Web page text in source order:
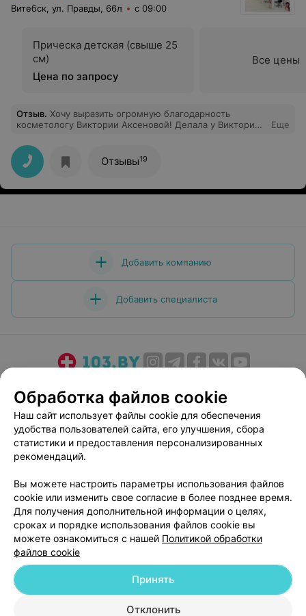
Витебск, ул. Правды, 66л с 09:00
Прическа детская (свыше 25
см)
Цена по запросу
Все цены
Отзыв. Хочу выразить огромную благодарность
косметологу Виктории Аксеновой! Делала у Виктория
сделанной в одном из медицинских центров нашего
города. Результаты чистки просто волшебные,на
сегодняшний день лицо почти зажило. Виктория
отличный профессионал своего дела,а также очень
приятный человек!! Всем очень рекомендую отличного
Еще
Отзывы19
Добавить компанию
Добавить специалиста
Медицинский маркетинг
Публичный договор
Пользовательское соглашение
Способы оплаты
Вакансии
Партнеры
Написать руководителю 103.by
Персональные настройки cookie
Обработка персональных данных
© 2026 ООО «Артокс Лаб», УНП 191700409| 220012, Республика Беларусь,
Обработка файлов cookie
Наш сайт использует файлы cookie для обеспечения
удобства пользователей сайта, его улучшения, сбора
статистики и предоставления персонализированных
рекомендаций.
Вы можете настроить параметры использования файлов
cookie или изменить свое согласие в более позднее время.
Для получения дополнительной информации о целях,
сроках и порядке использования файлов cookie вы
можете ознакомиться с нашей Политикой обработки
файлов cookie
Отклонить
Принять